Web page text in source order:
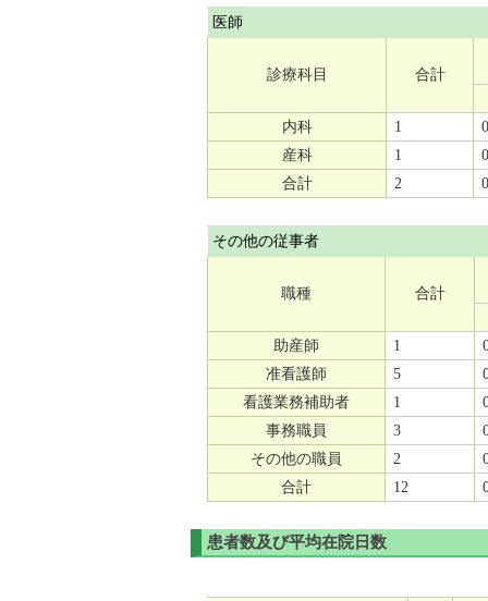
医師
診療科目 合計
内科 1
産科
1
合計
2
その他の従事者
職種 合計
助産師 1
准看護師
5
看護業務補助者
1
事務職員
3
その他の職員
2
合計
12
患者数及び平均在院日数